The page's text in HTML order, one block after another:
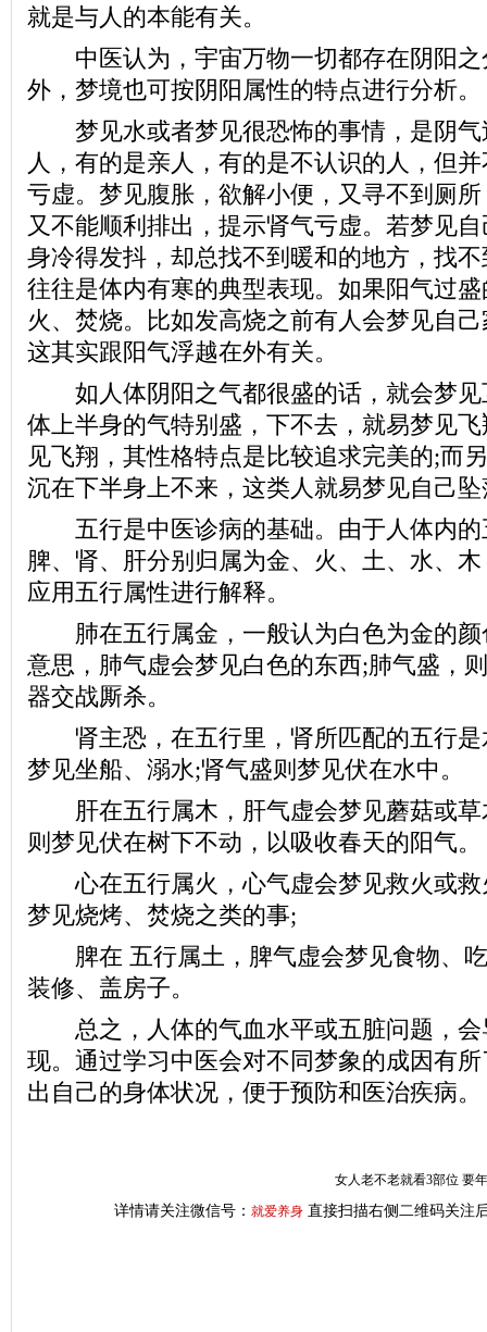
就是与人的本能有关。
中医认为，宇宙万物一切都存在阴阳之
外，梦境也可按阴阳属性的特点进行分析。
梦见水或者梦见很恐怖的事情，是阴气
人，有的是亲人，有的是不认识的人，但
亏虚。梦见腹胀，欲解小便，又寻不到厕
又不能顺利排出，提示肾气亏虚。若梦见
身冷得发抖，却总找不到暖和的地方，找
往往是体内有寒的典型表现。如果阳气过
火、焚烧。比如发高烧之前有人会梦见自
这其实跟阳气浮越在外有关。
如人体阴阳之气都很盛的话，就会梦见
体上半身的气特别盛，下不去，就易梦见
见飞翔，其性格特点是比较追求完美的;而
沉在下半身上不来，这类人就易梦见自己
五行是中医诊病的基础。由于人体内的
脾、肾、肝分别归属为金、火、土、水、
应用五行属性进行解释。
肺在五行属金，一般认为白色为金的颜
意思，肺气虚会梦见白色的东西;肺气盛，
器交战厮杀。
肾主恐，在五行里，肾所匹配的五行是
梦见坐船、溺水;肾气盛则梦见伏在水中。
肝在五行属木，肝气虚会梦见蘑菇或草
则梦见伏在树下不动，以吸收春天的阳气。
心在五行属火，心气虚会梦见救火或救
梦见烧烤、焚烧之类的事;
脾在 五行属土，脾气虚会梦见食物、吃
装修、盖房子。
总之，人体的气血水平或五脏问题，会
现。通过学习中医会对不同梦象的成因有
出自己的身体状况，便于预防和医治疾病。
女人老不老就看3部位 要
详情请关注微信号： 就爱养身 直接扫描右侧二维码关注